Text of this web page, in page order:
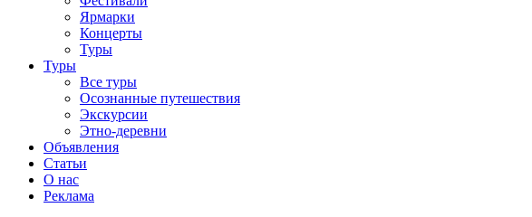
Ярмарки
Концерты
Туры
Туры
Все туры
Осознанные путешествия
Экскурсии
Этно-деревни
Объявления
Статьи
О нас
Реклама